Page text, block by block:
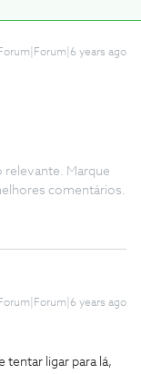
Forum|Forum|6 years ago
relevante. Marque
comentários.
Forum|Forum|6 years ago
tentar ligar para lá,